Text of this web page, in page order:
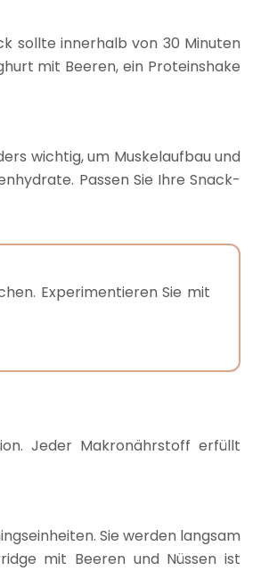
sollte innerhalb von 30 Minuten
mit Beeren, ein Proteinshake
wichtig, um Muskelaufbau und
Passen Sie Ihre Snack-
Experimentieren Sie mit
Jeder Makronährstoff erfüllt
Sie werden langsam
mit Beeren und Nüssen ist